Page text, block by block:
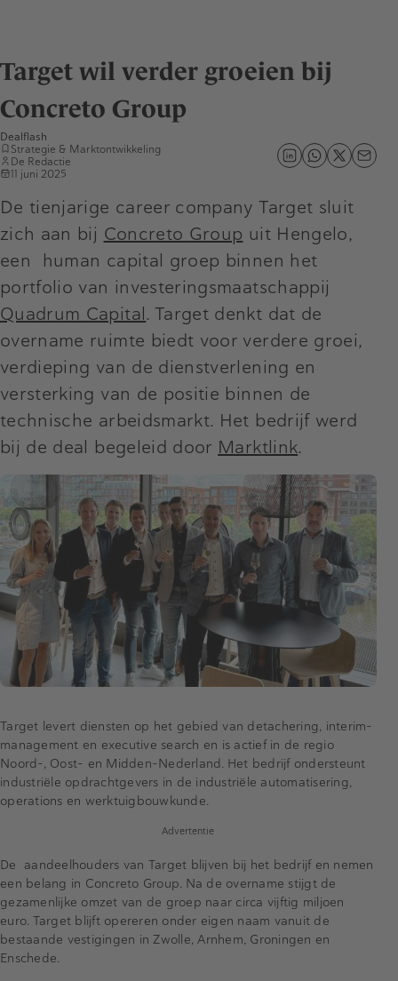
Target wil verder groeien bij
Concreto Group
Dealflash
Strategie & Marktontwikkeling
De Redactie
11 juni 2025
De tienjarige career company Target sluit
zich aan bij Concreto Group uit Hengelo,
een human capital groep binnen het
portfolio van investeringsmaatschappij
Quadrum Capital. Target denkt dat de
overname ruimte biedt voor verdere groei,
verdieping van de dienstverlening en
versterking van de positie binnen de
technische arbeidsmarkt. Het bedrijf werd
bij de deal begeleid door Marktlink.
Target levert diensten op het gebied van detachering, interim-
management en executive search en is actief in de regio
Noord-, Oost- en Midden-Nederland. Het bedrijf ondersteunt
industriële opdrachtgevers in de industriële automatisering,
operations en werktuigbouwkunde.
Advertentie
De aandeelhouders van Target blijven bij het bedrijf en nemen
een belang in Concreto Group. Na de overname stijgt de
gezamenlijke omzet van de groep naar circa vijftig miljoen
euro. Target blijft opereren onder eigen naam vanuit de
bestaande vestigingen in Zwolle, Arnhem, Groningen en
Enschede.